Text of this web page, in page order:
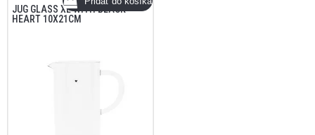
JUG GLASS XL WITH BLACK
HEART 10X21CM